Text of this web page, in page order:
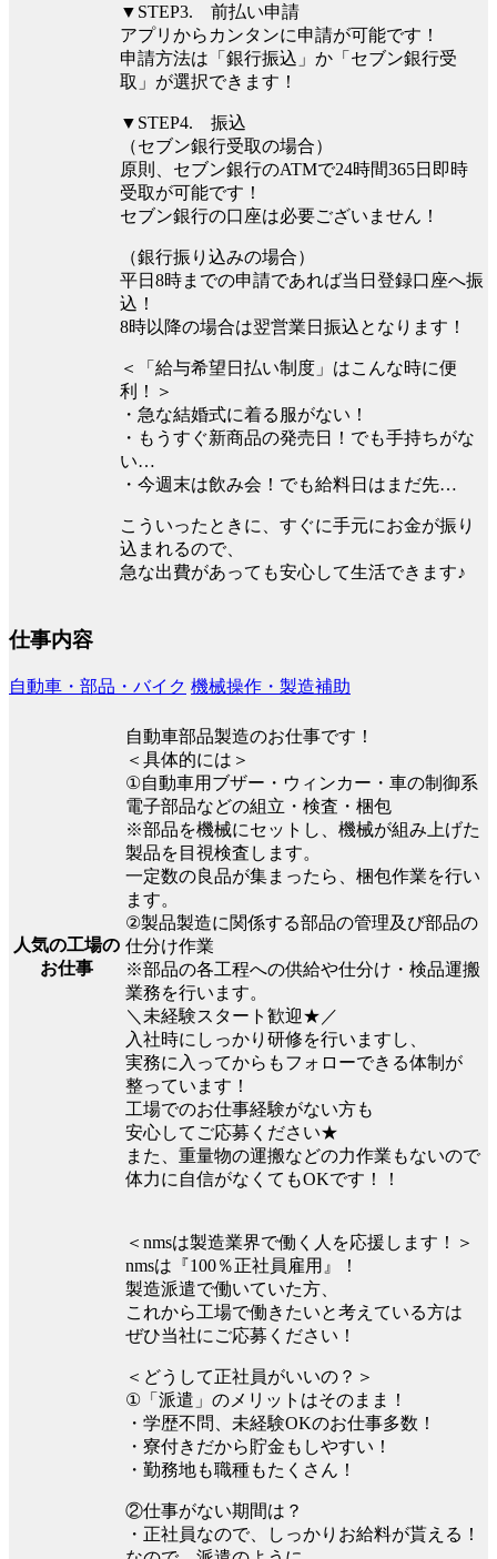
▼STEP3. 前払い申請
アプリからカンタンに申請が可能です！
申請方法は「銀行振込」か「セブン銀行受
取」が選択できます！
▼STEP4. 振込
（セブン銀行受取の場合）
原則、セブン銀行のATMで24時間365日即時
受取が可能です！
セブン銀行の口座は必要ございません！
（銀行振り込みの場合）
平⽇8時までの申請であれば当⽇登録口座へ振
込！
8時以降の場合は翌営業⽇振込となります！
＜「給与希望日払い制度」はこんな時に便
利！＞
・急な結婚式に着る服がない！
・もうすぐ新商品の発売日！でも手持ちがな
い…
・今週末は飲み会！でも給料日はまだ先…
こういったときに、すぐに手元にお金が振り
込まれるので、
急な出費があっても安心して生活できます♪
仕事内容
自動車・部品・バイク 機械操作・製造補助
人気の工場の
お仕事
自動車部品製造のお仕事です！
＜具体的には＞
①自動車用ブザー・ウィンカー・車の制御系
電子部品などの組立・検査・梱包
※部品を機械にセットし、機械が組み上げた
製品を目視検査します。
一定数の良品が集まったら、梱包作業を行い
ます。
②製品製造に関係する部品の管理及び部品の
仕分け作業
※部品の各工程への供給や仕分け・検品運搬
業務を行います。
＼未経験スタート歓迎★／
入社時にしっかり研修を行いますし、
実務に入ってからもフォローできる体制が
整っています！
工場でのお仕事経験がない方も
安心してご応募ください★
また、重量物の運搬などの力作業もないので
体力に自信がなくてもOKです！！
＜nmsは製造業界で働く人を応援します！＞
nmsは『100％正社員雇用』！
製造派遣で働いていた方、
これから工場で働きたいと考えている方は
ぜひ当社にご応募ください！
＜どうして正社員がいいの？＞
①「派遣」のメリットはそのまま！
・学歴不問、未経験OKのお仕事多数！
・寮付きだから貯金もしやすい！
・勤務地も職種もたくさん！
②仕事がない期間は？
・正社員なので、しっかりお給料が貰える！